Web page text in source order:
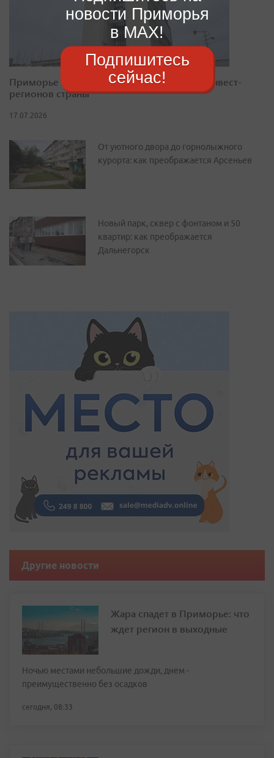
Приморье закрепилось в десятке лучших инвест-
регионов страны
17.07.2026
От уютного двора до горнолыжного
курорта: как преображается Арсеньев
Новый парк, сквер с фонтаном и 50
квартир: как преображается
Дальнегорск
Другие новости
Жара спадет в Приморье: что
ждет регион в выходные
Ночью местами небольшие дожди, днем -
преимущественно без осадков
сегодня, 08:33
новости Приморья
в MAX!
Подпишитесь
сейчас!